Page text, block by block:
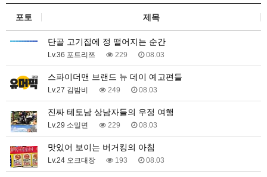
포토 제목
단골 고기집에 정 떨어지는 순간
Lv.36 포트리쯔 229 08.03
스파이더맨 브랜드 뉴 데이 예고편들
Lv.27 김밤비 249 08.03
진짜 테토남 상남자들의 우정 여행
Lv.29 소밀면 229 08.03
맛있어 보이는 버거킹의 아침
Lv.24 오크대장 193 08.03